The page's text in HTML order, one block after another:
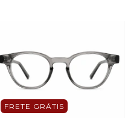
FRETE GRÁTIS